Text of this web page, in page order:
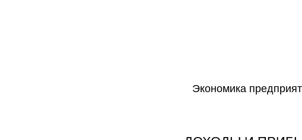
Экономика